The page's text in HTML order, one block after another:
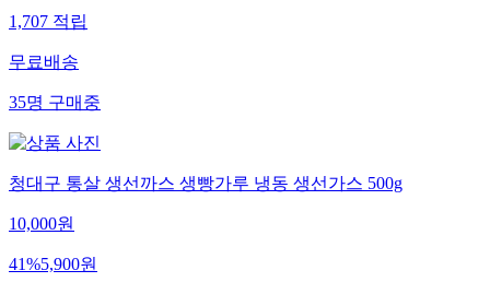
1,707적립
무료배송
35명구매중
청대구 통살 생선까스 생빵가루 냉동 생선가스 500g
10,000원
41%5,900원